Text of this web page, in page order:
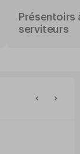
Présentoirs
serviteurs